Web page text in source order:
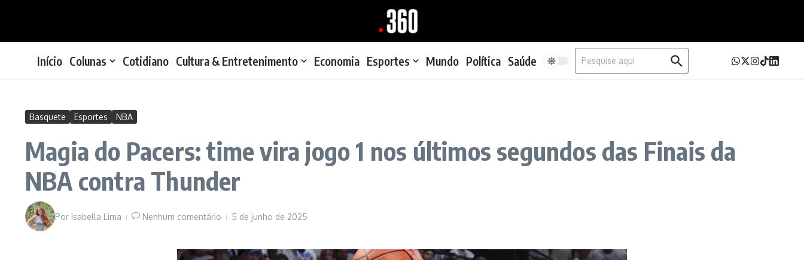
Início Colunas Cotidiano Cultura & Entretenimento Economia Esportes Mundo Política Saúde
Procurar por:
Basquete Esportes NBA
Magia do Pacers: time vira jogo 1 nos últimos segundos das Finais da
NBA contra Thunder
Por Isabella Lima Nenhum comentário 5 de junho de 2025